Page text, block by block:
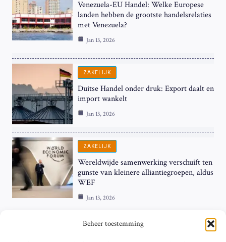
Beheer toestemming
Venezuela-EU Handel: Welke Europese
landen hebben de grootste handelsrelaties
met Venezuela?
Jan 13, 2026
ZAKELIJK
Duitse Handel onder druk: Export daalt en
import wankelt
Jan 13, 2026
ZAKELIJK
Wereldwijde samenwerking verschuift ten
gunste van kleinere alliantiegroepen, aldus
WEF
Jan 13, 2026